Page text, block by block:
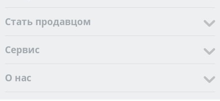
Стать продавцом
Cервис
О нас